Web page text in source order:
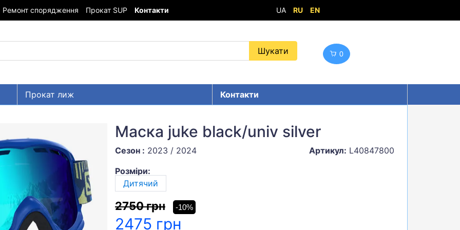
Ремонт спорядження Прокат SUP Контакти UA RU EN
0
Прокат лиж
Контакти
Маска juke black/univ silver
Сезон : 2023 / 2024 Артикул: L40847800
Розміри:
Дитячий
2750 грн -10%
2475 грн